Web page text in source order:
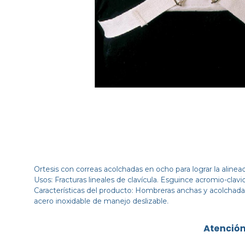
Ortesis con correas acolchadas en ocho para lograr la
Usos: Fracturas lineales de clavícula. Esguince acromio-
Características del producto: Hombreras anchas y
acero inoxidable de manejo deslizable.